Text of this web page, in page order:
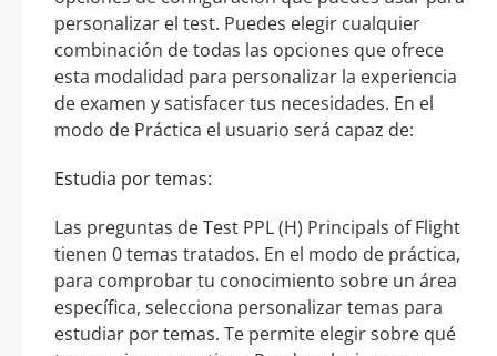
personalizar el test. Puedes elegir cualquier
combinación de todas las opciones que ofrece
esta modalidad para personalizar la experiencia
de examen y satisfacer tus necesidades. En el
modo de Práctica el usuario será capaz de:
Estudia por temas:
Las preguntas de Test PPL (H) Principals of Flight
tienen 0 temas tratados. En el modo de práctica,
para comprobar tu conocimiento sobre un área
específica, selecciona personalizar temas para
estudiar por temas. Te permite elegir sobre qué